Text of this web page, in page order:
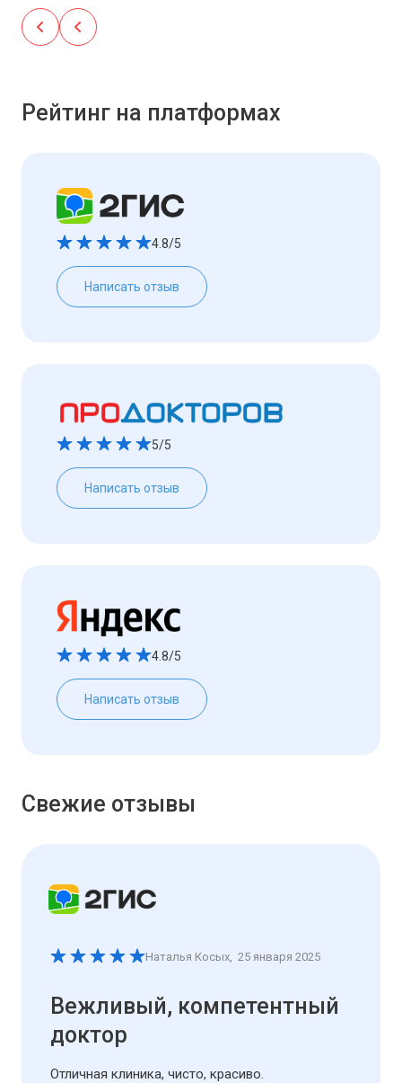
Рейтинг на платформах
4.8/5
Написать отзыв
5/5
Написать отзыв
4.8/5
Написать отзыв
Свежие отзывы
Наталья Косых 25 января 2025
Вежливый, компетентный
доктор
Отличная клиника, чисто, красиво.